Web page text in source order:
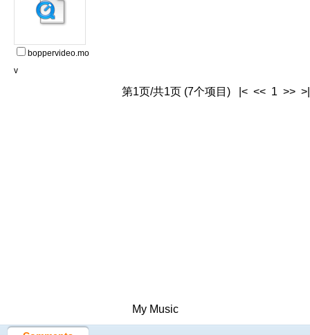
boppervideo.mo
v
第1页/共1页 (7个项目) |< << 1 >> >|
My Music